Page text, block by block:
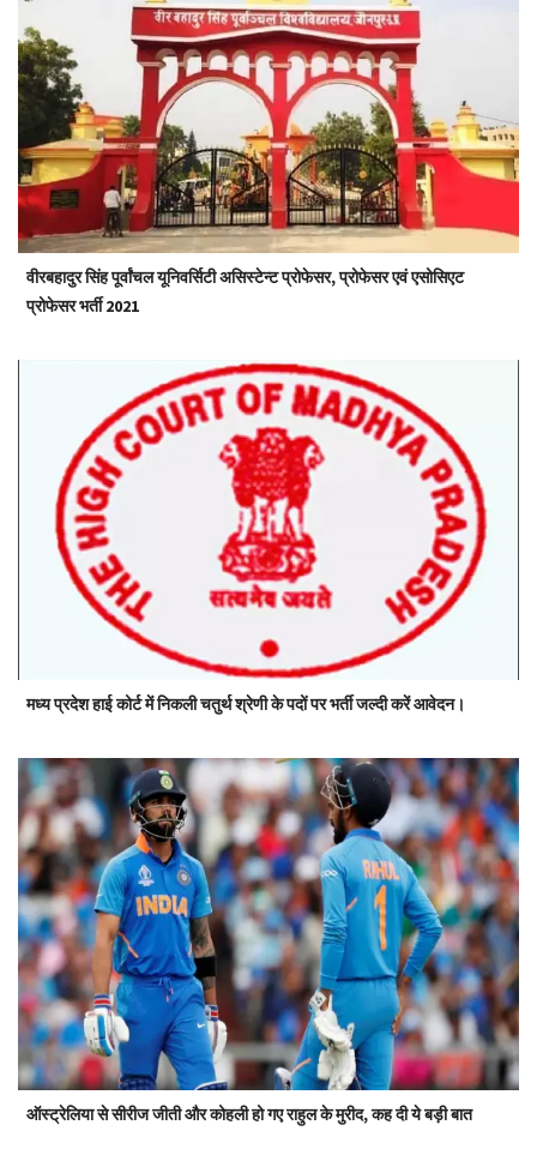
वीरबहादुर सिंह पूर्वांचल यूनिवर्सिटी असिस्टेन्ट प्रोफेसर, प्रोफेसर एवं एसोसिएट
प्रोफेसर भर्ती 2021
मध्य प्रदेश हाई कोर्ट में निकली चतुर्थ श्रेणी के पदों पर भर्ती जल्दी करें आवेदन।
ऑस्ट्रेलिया से सीरीज जीती और कोहली हो गए राहुल के मुरीद, कह दी ये बड़ी बात